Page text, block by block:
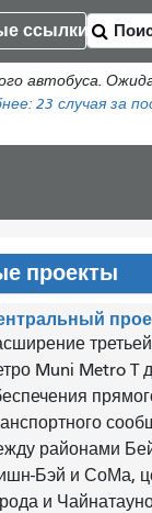
ссылки
автобуса.
23 случая за
проекты
Muni Metro T
районами
Бэй и СоМа,
и